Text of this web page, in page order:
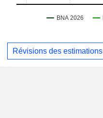
Révisions des estimations